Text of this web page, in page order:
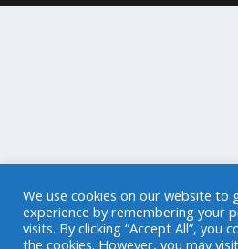
We use cookies on our website to
experience by remembering your
visits. By clicking “Accept All”, you
the cookies. However, you may